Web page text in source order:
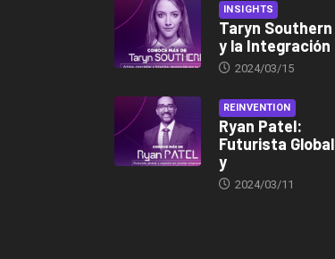
INSIGHTS
Taryn Southern
y la Integración
2024/03/15
REINVENTION
Ryan Patel:
Futurista Global
y
2024/03/11